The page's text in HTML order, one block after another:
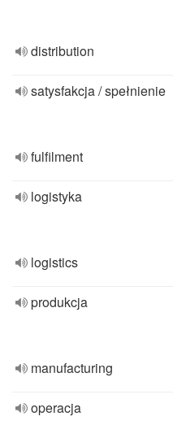
distribution
satysfakcja / spełnienie
fulfilment
logistyka
logistics
produkcja
manufacturing
operacja